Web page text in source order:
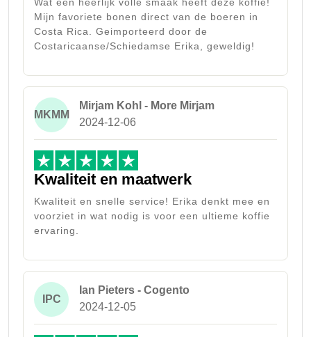
Wat een heerlijk volle smaak heeft deze koffie!
Mijn favoriete bonen direct van de boeren in
Costa Rica. Geimporteerd door de
Costaricaanse/Schiedamse Erika, geweldig!
MKMM
Mirjam Kohl - More Mirjam
2024-12-06
Kwaliteit en maatwerk
Kwaliteit en snelle service! Erika denkt mee en
voorziet in wat nodig is voor een ultieme koffie
ervaring.
IPC
Ian Pieters - Cogento
2024-12-05